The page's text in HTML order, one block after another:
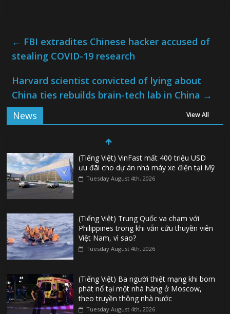
← FBI extradites Chinese hacker accused of
stealing COVID-19 research
Harvard scientist convicted of lying about
China ties rebuilds brain-tech lab in China →
News
View All
(Tiếng Việt) VinFast mất 400 triệu USD
ưu đãi cho dự án nhà máy xe điện tại Mỹ
Tuesday August 4th, 2026
(Tiếng Việt) Trung Quốc va chạm với
Philippines trong khi vẫn cứu thuyền viên
Việt Nam, vì sao?
Tuesday August 4th, 2026
(Tiếng Việt) Ba người thiệt mạng khi bom
phát nổ tại một nhà hàng ở Moscow,
theo truyền thông nhà nước
Tuesday August 4th, 2026